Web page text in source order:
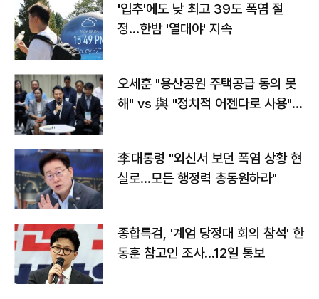
'입추'에도 낮 최고 39도 폭염 절
정…한밤 '열대야' 지속
오세훈 "용산공원 주택공급 동의 못
해" vs 與 "정치적 어젠다로 사용"
李대통령 "외신서 보던 폭염 상황 현
실로…모든 행정력 총동원하라"
종합특검, '계엄 당정대 회의 참석' 한
동훈 참고인 조사...12일 통보